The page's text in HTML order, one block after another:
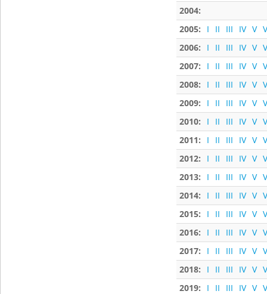
2004:
2005:
I II III IV V
2006:
I II III IV V
2007:
I II III IV V
2008:
I II III IV V
2009:
I II III IV V
2010:
I II III IV V
2011:
I II III IV V
2012:
I II III IV V
2013:
I II III IV V
2014:
I II III IV V
2015:
I II III IV V
2016:
I II III IV V
2017:
I II III IV V
2018:
I II III IV V
2019:
I II III IV V